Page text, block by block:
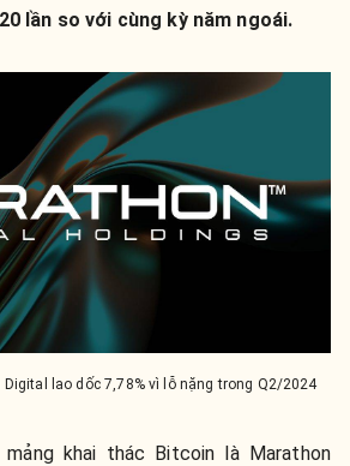
lần so với cùng kỳ năm ngoái.
Digital lao dốc 7,78% vì lỗ nặng trong Q2/2024
khai thác Bitcoin là Marathon